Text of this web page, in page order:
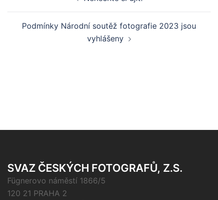
Podmínky Národní soutěž fotografie 2023 jsou
vyhlášeny
SVAZ ČESKÝCH FOTOGRAFŮ, Z.S.
Fügnerovo náměstí 1866/5
120 21 PRAHA 2